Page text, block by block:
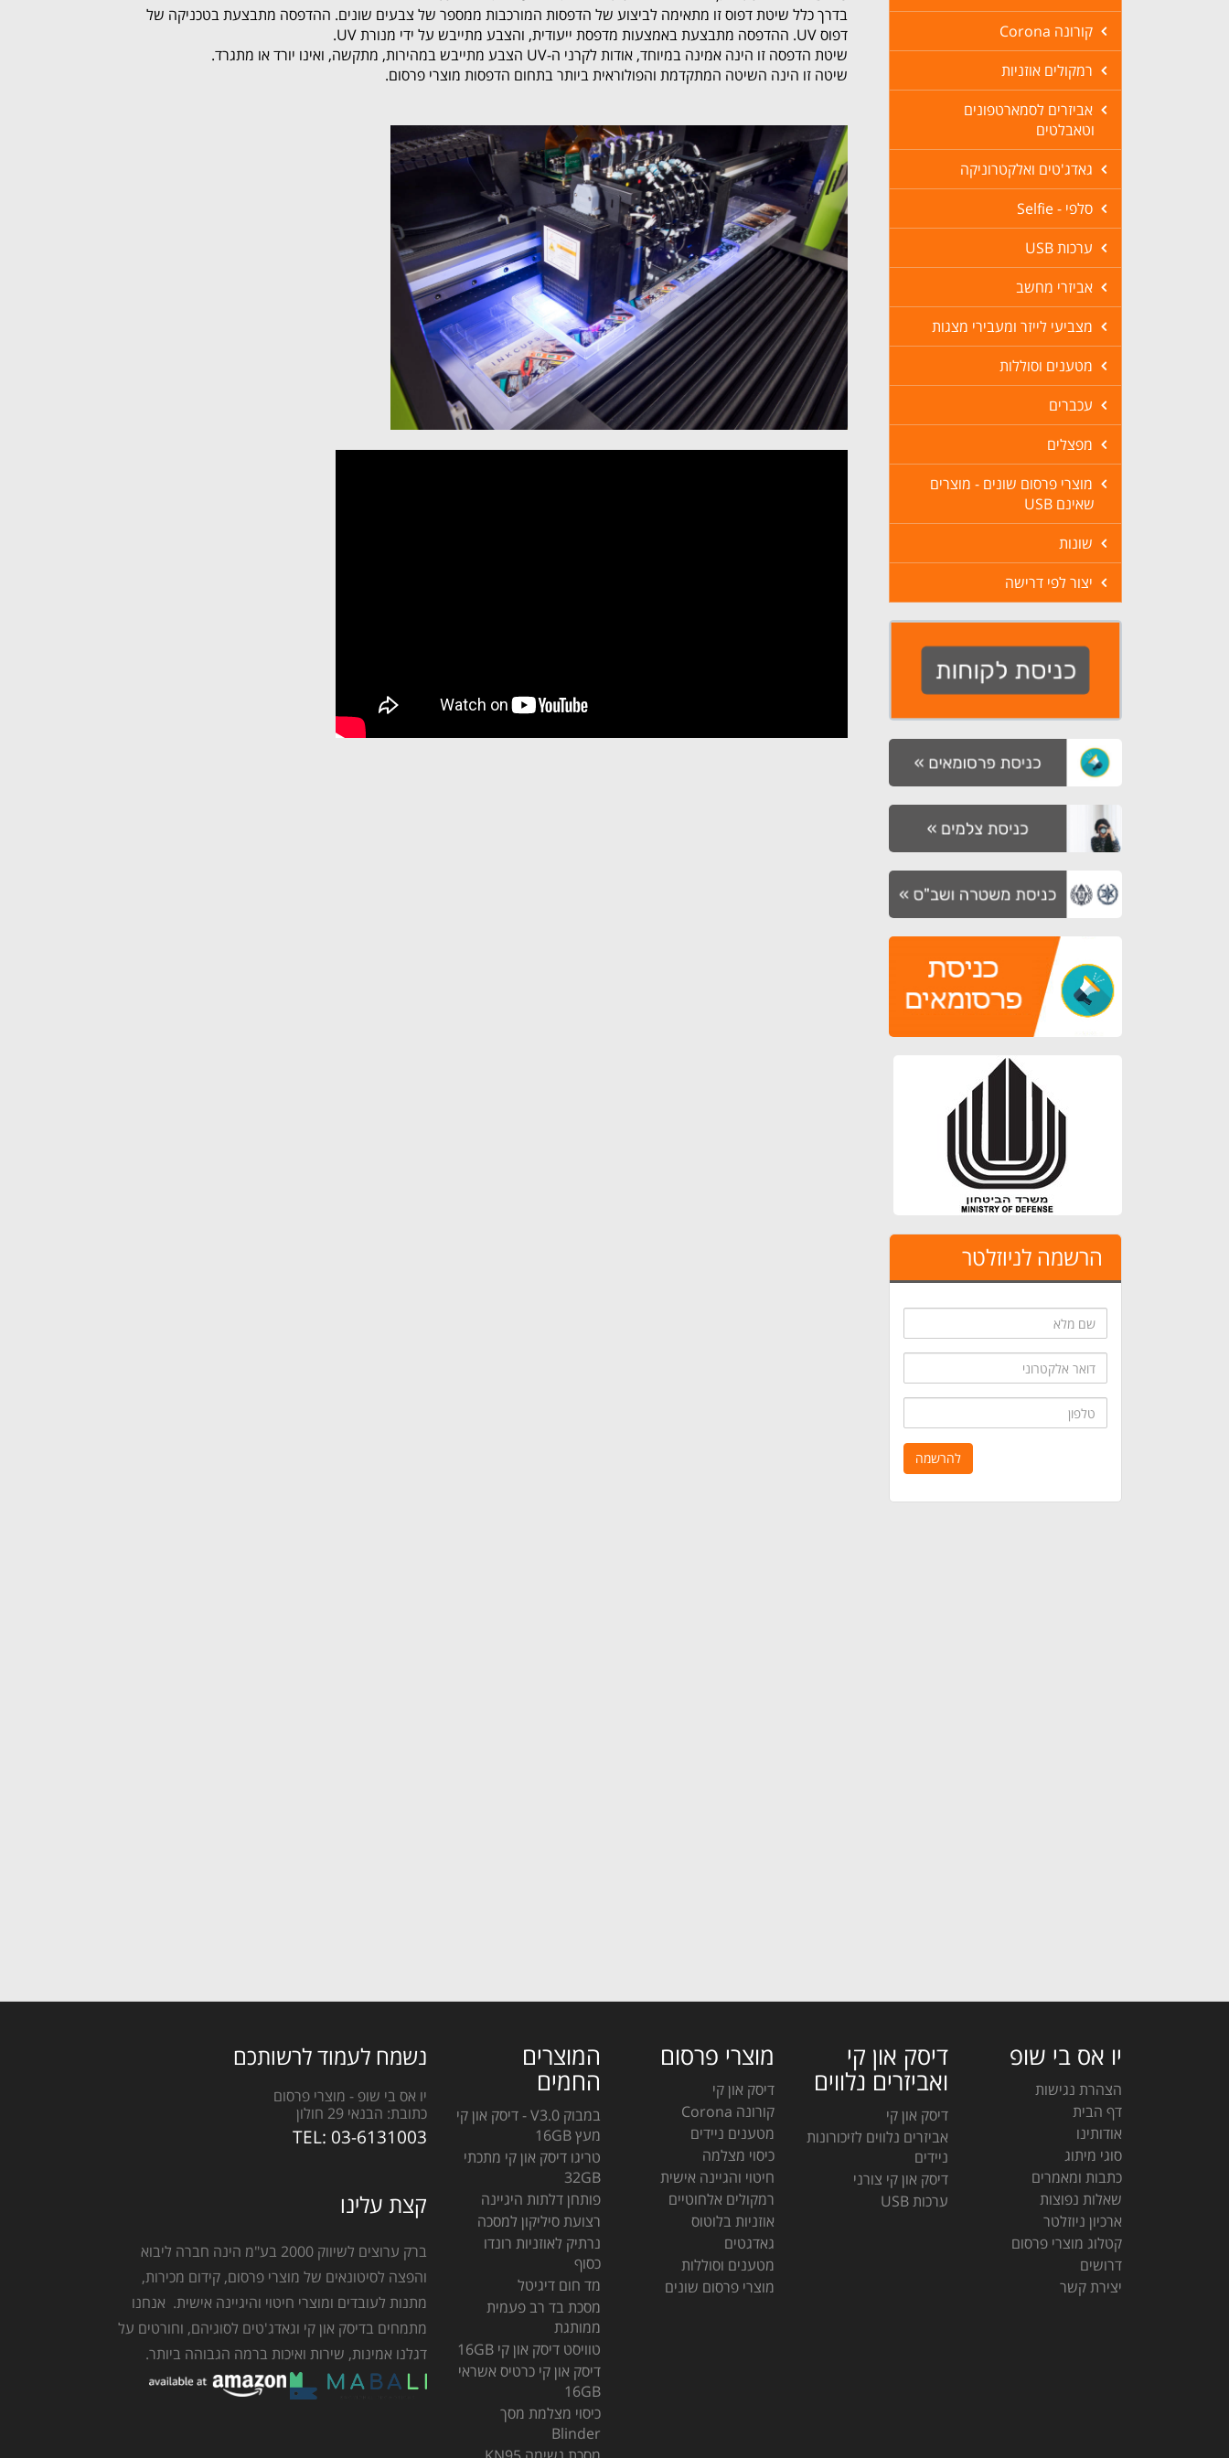
קורונה Corona
רמקולים אוזניות
אביזרים לסמארטפונים
וטאבלטים
גאדג'טים ואלקטרוניקה
סלפי - Selfie
ערכות USB
אביזרי מחשב
מצביעי לייזר ומעבירי מצגות
מטענים וסוללות
עכברים
מפצלים
מוצרי פרסום שונים - מוצרים
שאינם USB
שונות
יצור לפי דרישה
הרשמה לניוזלטר
שם
מלא
דואר
אלקטרוני
טלפון
להרשמה
בדרך כלל שיטת דפוס זו מתאימה לביצוע של הדפסות המורכבות ממספר של צבעים שונים. ההדפסה מתבצעת בטכניקה של
דפוס UV. ההדפסה מתבצעת באמצעות מדפסת ייעודית, והצבע מתייבש על ידי מנורת UV.
שיטת הדפסה זו הינה אמינה במיוחד, אודות לקרני ה-UV הצבע מתייבש במהירות, מתקשה, ואינו יורד או מתגרד.
שיטה זו הינה השיטה המתקדמת והפולוראית ביותר בתחום הדפסות מוצרי פרסום.
יו אס בי שופ
הצהרת נגישות
דף הבית
אודותינו
סוגי מיתוג
כתבות ומאמרים
שאלות נפוצות
ארכיון ניוזלטר
קטלוג מוצרי פרסום
דרושים
יצירת קשר
דיסק און קי
ואביזרים נלווים
דיסק און קי
אביזרים נלווים לזיכורונות
ניידים
דיסק און קי צורני
ערכות USB
מוצרי פרסום
דיסק און קי
קורונה Corona
מטענים ניידים
כיסוי מצלמה
חיטוי והגיינה אישית
רמקולים אלחוטיים
אוזניות בלוטוס
גאדגטים
מטענים וסוללות
מוצרי פרסום שונים
המוצרים
החמים
במבוק V3.0 - דיסק און קי
מעץ 16GB
טריגו דיסק און קי מתכתי
32GB
פותחן דלתות היגיינה
רצועת סיליקון למסכה
נרתיק לאוזניות רונדו
כסוף
מד חום דיגיטל
מסכת בד רב פעמית
ממותגת
טוויסט דיסק און קי 16GB
דיסק און קי כרטיס אשראי
16GB
כיסוי מצלמת מסך
Blinder
נשמח לעמוד לרשותכם
יו אס בי שופ - מוצרי פרסום
כתובת: הבנאי 29 חולון
TEL: 03-6131003
קצת עלינו
ברק ערוצים לשיווק 2000 בע"מ הינה חברה ליבוא
והפצה לסיטונאים של מוצרי פרסום, קידום מכירות,
מתנות לעובדים ומוצרי חיטוי והיגיינה אישית. אנחנו
מתמחים בדיסק און קי וגאדג'טים לסוגיהם, וחורטים על
דגלנו אמינות, שירות ואיכות ברמה הגבוהה ביותר.